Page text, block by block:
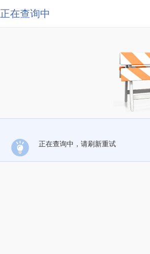
正在查询中
正在查询中，请刷新重试